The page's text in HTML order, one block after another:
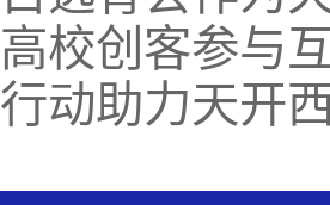
高校创客参与
行动助力天开